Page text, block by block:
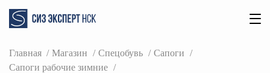
Главная Магазин Спецобувь
Сапоги
Сапоги рабочие зимние